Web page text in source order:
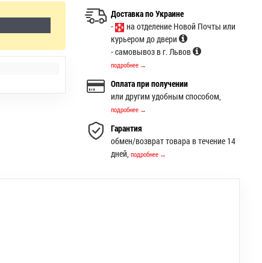
Доставка по Украине
-
на отделение Новой Почты или
курьером до двери
- самовывоз в г. Львов
подробнее →
Оплата при получении
или другим удобным способом,
подробнее →
Гарантия
обмен/возврат товара в течение 14
дней,подробнее →